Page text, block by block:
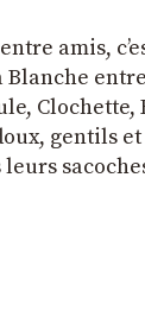
amis,
gentils